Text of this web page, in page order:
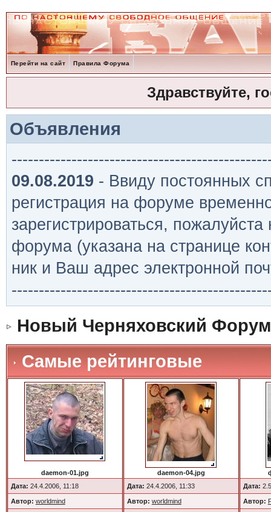
Перейти на сайт Правила Форума
Здравствуйте,
Объявления
09.08.2019 - Ввиду постоянных
регистрация на форуме
зарегистрироваться,
форума (указана на странице
ник и Ваш адрес электронной
Новый Черняховский Форум
Самые рейтинговые
daemon-01.jpg
Дата: 24.4.2006, 11:18
Автор: worldmind
daemon-04.jpg
Дата: 24.4.2006, 11:33
Автор: worldmind
Дата:
Автор: